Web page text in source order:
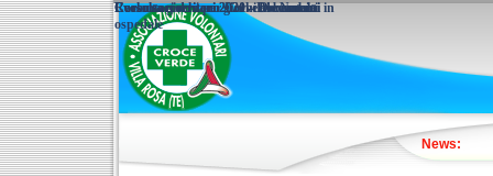
News:
Corso soccorritori 2021 – Documenti
Corso soccorritori 2020 - Documenti
I volontari donano giochi ai bambini in
ospedale
Raccolta giochi per Un verde Natale